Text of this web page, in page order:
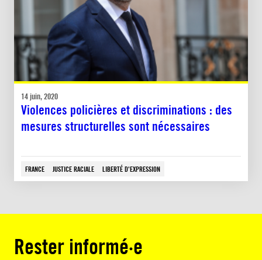
14 juin, 2020
Violences policières et discriminations : des
mesures structurelles sont nécessaires
FRANCE JUSTICE RACIALE LIBERTÉ D'EXPRESSION
Rester informé·e